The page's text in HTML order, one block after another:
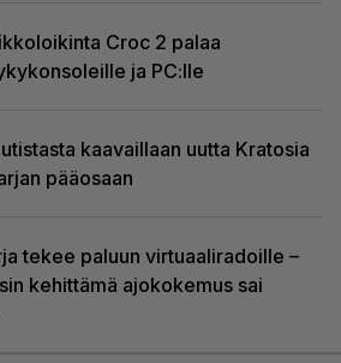
Croc 2 palaa
ja PC:lle
kaavaillaan uutta Kratosia
pääosaan
tekee paluun virtuaaliradoille –
kehittämä ajokokemus sai